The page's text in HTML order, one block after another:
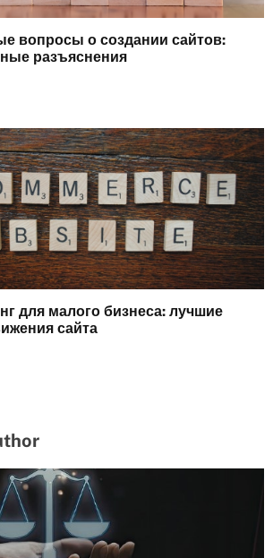
вопросы о создании сайтов:
разъяснения
для малого бизнеса: лучшие
сайта